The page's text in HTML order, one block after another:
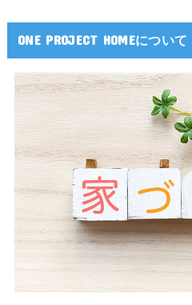
ONE PROJECT HOMEについて